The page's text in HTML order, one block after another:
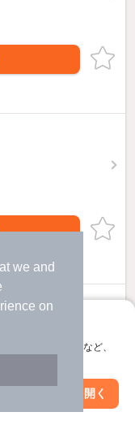
we and
on
屋探し
やお気に入り保存など、
アプリを開く
絞り込み条件を変更